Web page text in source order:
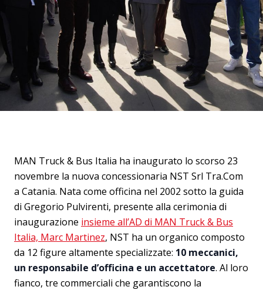
MAN Truck & Bus Italia ha inaugurato lo scorso 23
novembre la nuova concessionaria NST Srl Tra.Com
a Catania. Nata come officina nel 2002 sotto la guida
di Gregorio Pulvirenti, presente alla cerimonia di
inaugurazione insieme all’AD di MAN Truck & Bus
Italia, Marc Martinez, NST ha un organico composto
da 12 figure altamente specializzate: 10 meccanici,
un responsabile d’officina e un accettatore. Al loro
fianco, tre commerciali che garantiscono la